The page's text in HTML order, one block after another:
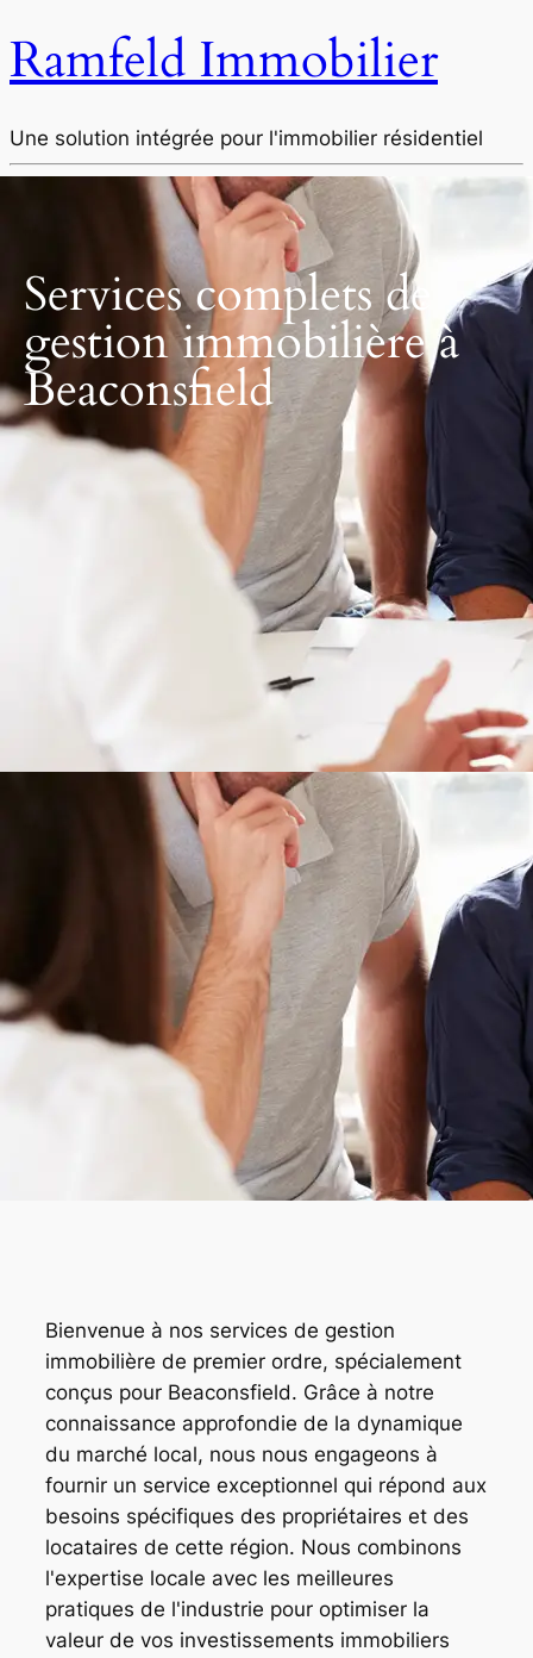
Ramfeld Immobilier
Une solution intégrée pour l'immobilier résidentiel
Services complets de
gestion immobilière à
Beaconsfield
Bienvenue à nos services de gestion
immobilière de premier ordre, spécialement
conçus pour Beaconsfield. Grâce à notre
connaissance approfondie de la dynamique
du marché local, nous nous engageons à
fournir un service exceptionnel qui répond aux
besoins spécifiques des propriétaires et des
locataires de cette région. Nous combinons
l'expertise locale avec les meilleures
pratiques de l'industrie pour optimiser la
valeur de vos investissements immobiliers